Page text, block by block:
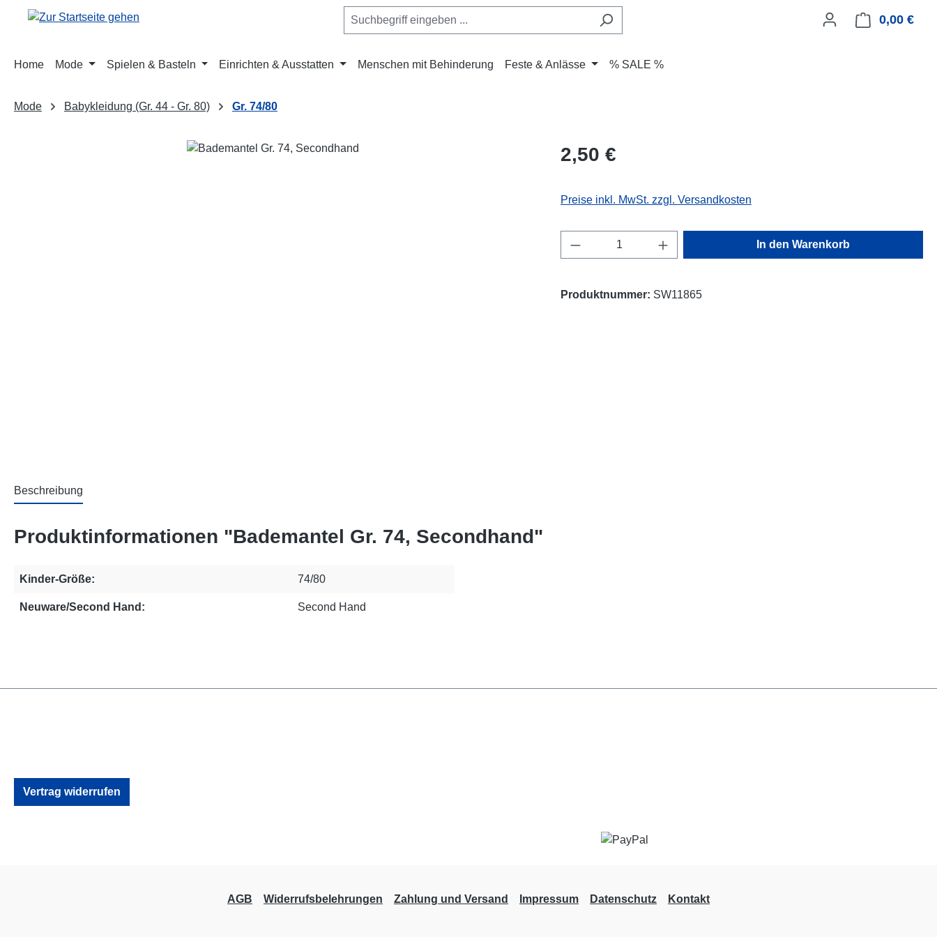
Hauptinhalt springen
Zur Suche springen
Zur Hauptnavigation springen 0,00 €
Home Mode Spielen & Basteln Einrichten & Ausstatten Menschen mit Behinderung Feste & Anlässe % SALE %
Mode Babykleidung (Gr. 44 - Gr. 80) Gr. 74/80
Regulärer Preis:
2,50 €
Preise inkl. MwSt. zzgl. Versandkosten
Produkt Anzahl: Gib den gewünschten Wert ein
In den Warenkorb
Produktnummer: SW11865
Beschreibung
Produktinformationen "Bademantel Gr. 74, Secondhand"
Kinder-Größe: 74/80
Neuware/Second Hand: Second Hand
Vertrag widerrufen
AGB Widerrufsbelehrungen Zahlung und Versand Impressum Datenschutz Kontakt